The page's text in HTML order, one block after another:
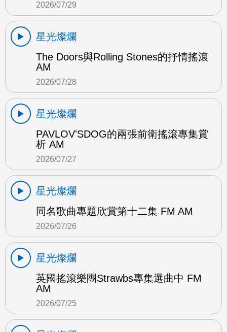
2026/07/29
星光燦爛
The Doors與Rolling Stones的抒情搖滾
AM
2026/07/28
星光燦爛
PAVLOV'SDOG的兩張前衛搖滾專集賞
析 AM
2026/07/27
星光燦爛
同名歌曲專題欣賞第十二集 FM AM
2026/07/26
星光燦爛
英國搖滾樂團Strawbs專集選曲中 FM
AM
2026/07/25